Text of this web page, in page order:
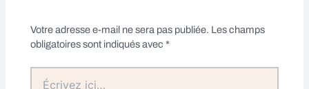
Votre adresse e-mail ne sera pas publiée. Les champs
obligatoires sont indiqués avec*